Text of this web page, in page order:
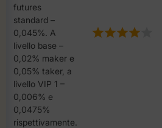
futures
standard –
0,045%. A
livello base –
0,02% maker e
0,05% taker, a
livello VIP 1 –
0,006% e
0,0475%
rispettivamente.